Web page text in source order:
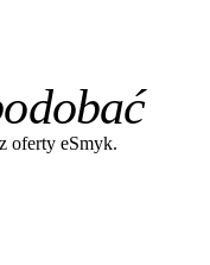
oferty eSmyk.